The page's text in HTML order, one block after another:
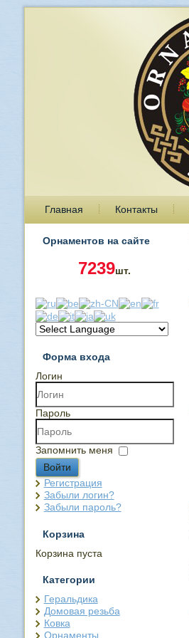
Главная Контакты
Орнаментов на сайте
7239шт.
Форма входа
Логин
Пароль
Запомнить меня
Войти
Регистрация
Забыли логин?
Забыли пароль?
Корзина
Корзина пуста
Категории
Геральдика
Домовая резьба
Ковка
Орнаменты